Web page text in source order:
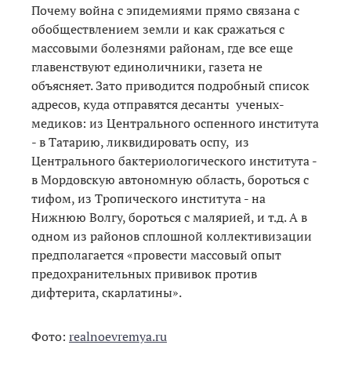
Почему война с эпидемиями прямо связана с
обобществлением земли и как сражаться с
массовыми болезнями районам, где все еще
главенствуют единоличники, газета не
объясняет. Зато приводится подробный список
адресов, куда отправятся десанты ученых-
медиков: из Центрального оспенного института
- в Татарию, ликвидировать оспу, из
Центрального бактериологического института -
в Мордовскую автономную область, бороться с
тифом, из Тропического института - на
Нижнюю Волгу, бороться с малярией, и т.д. А в
одном из районов сплошной коллективизации
предполагается «провести массовый опыт
предохранительных прививок против
дифтерита, скарлатины».
Фото: realnoevremya.ru